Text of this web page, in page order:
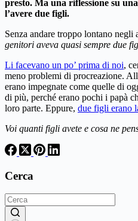
presto. Ma una riflessione su
l’avere due figli.
Senza andare troppo lontano negli
genitori aveva quasi sempre due
Li facevano un po’ prima di noi,
meno problemi di procreazione.
erano impegnate come quelle di
di più, perché erano pochi i papà
loro parte. Eppure, due figli erano
Voi quanti figli avete e cosa ne
Cerca